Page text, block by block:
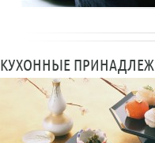
КУХОННЫЕ